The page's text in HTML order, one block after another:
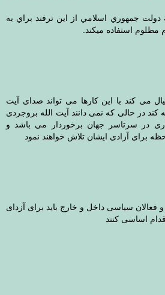
دولت جمهوري اسلامي از اين ترفند براي به
استفاده ميكند.
می کند با این کارها می تواند صدای آیت
کند در حالی که نمی دانند آیت الله بروجردی
در سرتاسر جهان برخوردار می باشد و
برای آزادی ایشان تلاش خواهند نمود
فعالان سیاسی داخل و خارج باید برای آزدای
اساسی کنند